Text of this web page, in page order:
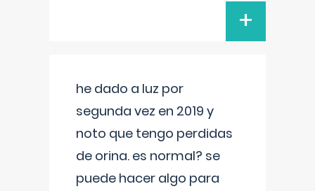
+
he dado a luz por
segunda vez en 2019 y
noto que tengo perdidas
de orina. es normal? se
puede hacer algo para